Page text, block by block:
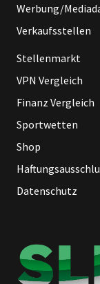
Werbung/
Verkaufsstellen
Stellenmarkt
VPN Vergleich
Finanz Vergleich
Sportwetten
Shop
Datenschutz